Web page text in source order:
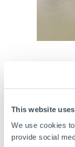
This website
We use cookies
provide social